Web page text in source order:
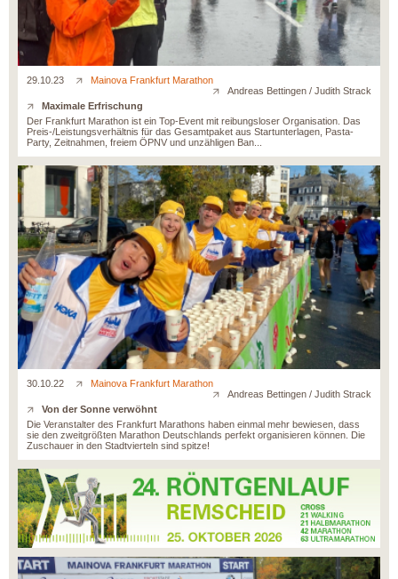
29.10.23
Mainova Frankfurt Marathon
Andreas Bettingen / Judith Strack
Maximale Erfrischung
Der Frankfurt Marathon ist ein Top-Event mit reibungsloser Organisation. Das
Preis-/Leistungsverhältnis für das Gesamtpaket aus Startunterlagen, Pasta-
Party, Zeitnahmen, freiem ÖPNV und unzähligen Ban...
30.10.22
Mainova Frankfurt Marathon
Andreas Bettingen / Judith Strack
Von der Sonne verwöhnt
Die Veranstalter des Frankfurt Marathons haben einmal mehr bewiesen, dass
sie den zweitgrößten Marathon Deutschlands perfekt organisieren können. Die
Zuschauer in den Stadtvierteln sind spitze!